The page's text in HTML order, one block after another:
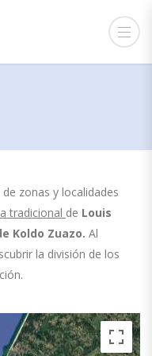
zonas y localidades
tradicional de Louis
Koldo Zuazo. Al
la división de los